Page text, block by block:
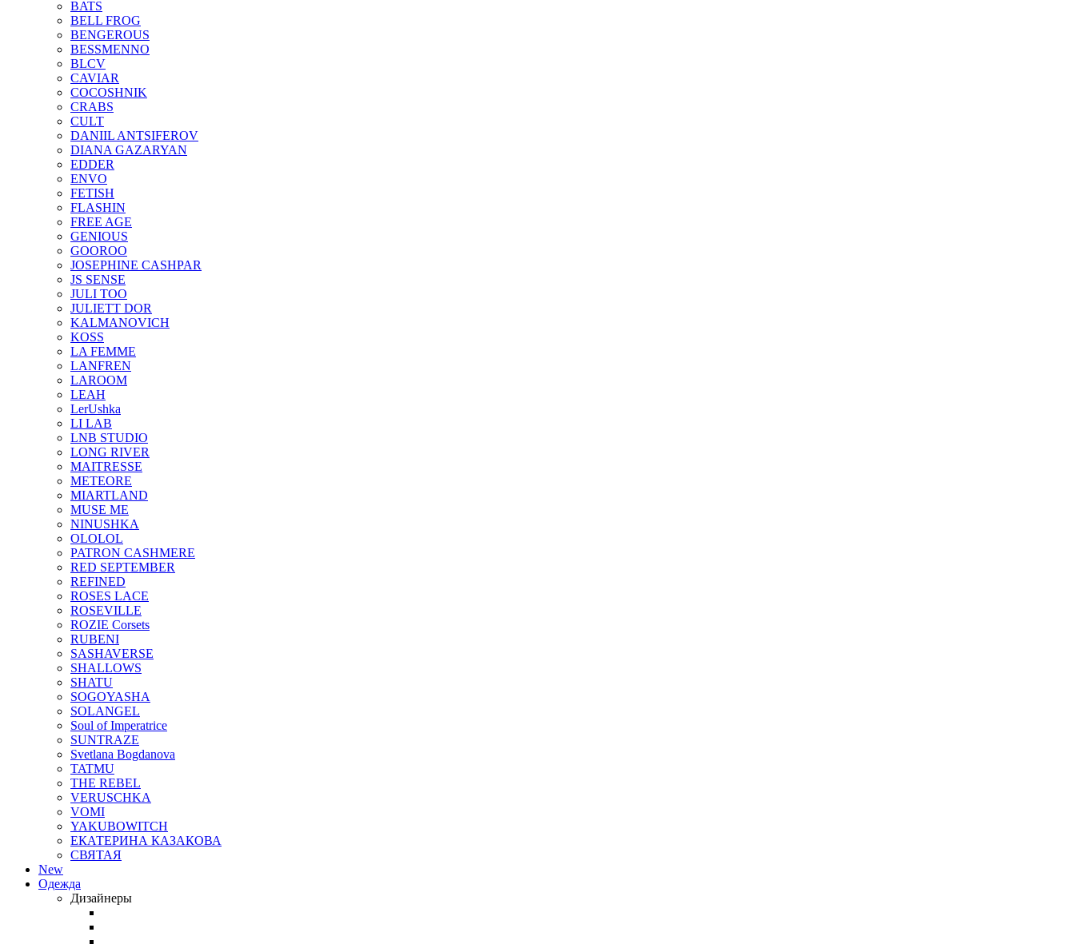
BATS
BELL FROG
BENGEROUS
BESSMENNO
BLCV
CAVIAR
COCOSHNIK
CRABS
CULT
DANIIL ANTSIFEROV
DIANA GAZARYAN
EDDER
ENVO
FETISH
FLASHIN
FREE AGE
GENIOUS
GOOROO
JOSEPHINE CASHPAR
JS SENSE
JULI TOO
JULIETT DOR
KALMANOVICH
KOSS
LA FEMME
LANFREN
LAROOM
LEAH
LerUshka
LI LAB
LNB STUDIO
LONG RIVER
MAITRESSE
METEORE
MIARTLAND
MUSE ME
NINUSHKA
OLOLOL
PATRON CASHMERE
RED SEPTEMBER
REFINED
ROSES LACE
ROSEVILLE
ROZIE Corsets
RUBENI
SASHAVERSE
SHALLOWS
SHATU
SOGOYASHA
SOLANGEL
Soul of Imperatrice
SUNTRAZE
Svetlana Bogdanova
TATMU
THE REBEL
VERUSCHKA
VOMI
YAKUBOWITCH
ЕКАТЕРИНА КАЗАКОВА
СВЯТАЯ
New
Одежда
Дизайнеры